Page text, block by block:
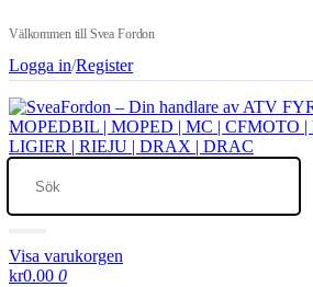
Välkommen till Svea Fordon
Logga in/Register
Visa varukorgen
kr0.00 0